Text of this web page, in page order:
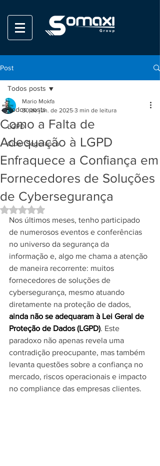
Post
Todos posts
LGPD
Ciber Seguranca
Todos posts
Como a Falta de
Adequação à LGPD
Enfraquece a Confiança em
Fornecedores de Soluções
de Cybersegurança
Mario Mokfa
30 de jun. de 2025 3 min de leitura
Avaliado com NaN de 5 estrelas.
Nos últimos meses, tenho participado
de numerosos eventos e conferências
no universo da segurança da
informação e, algo me chama a atenção
de maneira recorrente: muitos
fornecedores de soluções de
cybersegurança, mesmo atuando
diretamente na proteção de dados,
ainda não se adequaram à Lei Geral de
Proteção de Dados (LGPD). Este
paradoxo não apenas revela uma
contradição preocupante, mas também
levanta questões sobre a confiança no
mercado, riscos operacionais e impacto
no compliance das empresas clientes.